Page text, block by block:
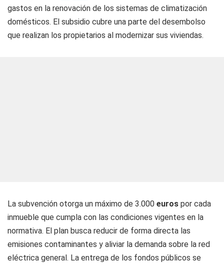
gastos en la renovación de los sistemas de climatización
domésticos. El subsidio cubre una parte del desembolso
que realizan los propietarios al modernizar sus viviendas.
La subvención otorga un máximo de 3.000 euros por cada
inmueble que cumpla con las condiciones vigentes en la
normativa. El plan busca reducir de forma directa las
emisiones contaminantes y aliviar la demanda sobre la red
eléctrica general. La entrega de los fondos públicos se